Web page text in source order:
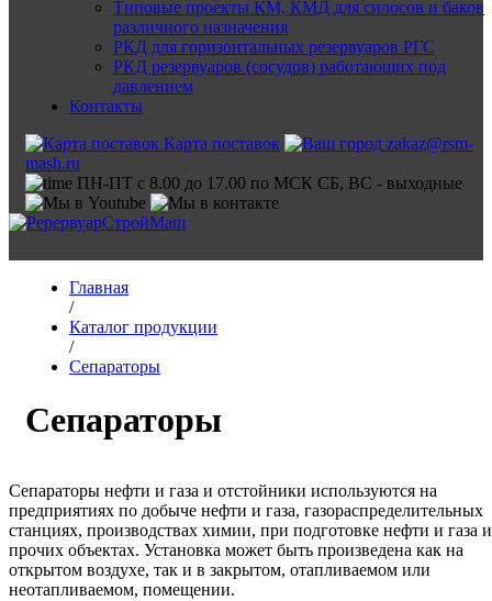
Типовые проекты КМ, КМД для силосов и баков
различного назначения
РКД для горизонтальных резервуаров РГС
РКД резервуаров (сосудов) работающих под
давлением
Контакты
Карта поставок
zakaz@rsm-
mash.ru
ПН-ПТ с 8.00 до 17.00 по МСК СБ, ВС - выходные
Главная
/
Каталог продукции
/
Сепараторы
Сепараторы
Сепараторы нефти и газа и отстойники используются на
предприятиях по добыче нефти и газа, газораспределительных
станциях, производствах химии, при подготовке нефти и газа и
прочих объектах. Установка может быть произведена как на
открытом воздухе, так и в закрытом, отапливаемом или
неотапливаемом, помещении.